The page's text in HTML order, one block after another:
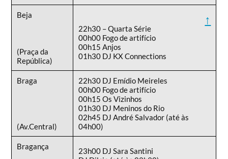
Beja
(Praça da
República)
↑
22h30 – Quarta Série
00h00 Fogo de artifício
00h15 Anjos
01h30 DJ KX Connections
Braga
(Av.Central)
22h30 DJ Emídio Meireles
00h00 Fogo de artifício
00h15 Os Vizinhos
01h30 DJ Meninos do Rio
02h45 DJ André Salvador (até às
04h00)
Bragança
23h00 DJ Sara Santini